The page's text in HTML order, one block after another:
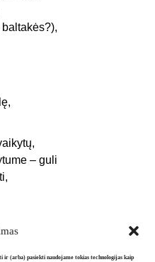
(arba) pasiekti naudojame tokias technologijas kaip
– guli